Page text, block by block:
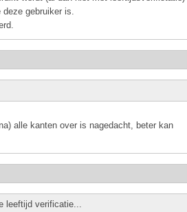
gebruiker is.
alle kanten over is nagedacht, beter kan
leeftijd verificatie...